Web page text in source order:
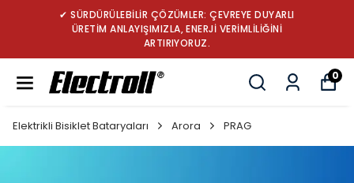
✔ TÜRKİYE’NİN LİDER ROBOT SÜPÜRGE
MARKASI: GÜÇ, DAYANIKLILIK VE
0
Elektrikli Bisiklet Bataryaları Arora PRAG